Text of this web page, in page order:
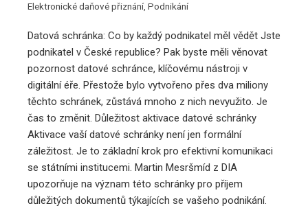
Elektronické daňové přiznání, Podnikání
Datová schránka: Co by každý podnikatel měl vědět Jste
podnikatel v České republice? Pak byste měli věnovat
pozornost datové schránce, klíčovému nástroji v
digitální éře. Přestože bylo vytvořeno přes dva miliony
těchto schránek, zůstává mnoho z nich nevyužito. Je
čas to změnit. Důležitost aktivace datové schránky
Aktivace vaší datové schránky není jen formální
záležitost. Je to základní krok pro efektivní komunikaci
se státními institucemi. Martin Mesršmíd z DIA
upozorňuje na význam této schránky pro příjem
důležitých dokumentů týkajících se vašeho podnikání.